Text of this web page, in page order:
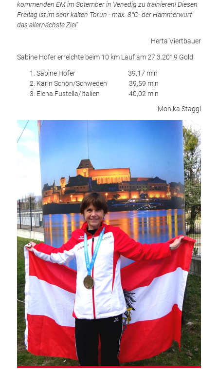
kommenden EM im Sptember in Venedig zu trainieren! Diesen
Freitag ist im sehr kalten Torun - max. 8°C- der Hammerwurf
das allernächste Ziel"
Herta Viertbauer
Sabine Hofer erreichte beim 10 km Lauf am 27.3.2019 Gold
Sabine Hofer 39,17 min
Karin Schön/Schweden 39,59 min
Elena Fustella/Italien 40,02 min
Monika Staggl